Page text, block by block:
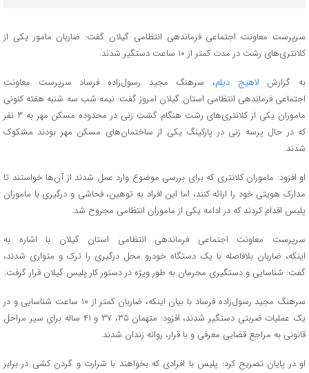
سرپرست معاونت اجتماعی فرماندهی انتظامی گیلان گفت: ضاربان مامور یکی از
کلانتری‌های رشت در مدت کمتر از ۱۰ ساعت دستگیر شدند.
به گزارش لاهیج دیلم، سرهنگ مجید رسول‌زاده فرساد سرپرست معاونت
اجتماعی فرماندهی انتظامی استان گیلان امروز گفت: نیمه شب سه شنبه هفته کنونی
ماموران یکی از کلانتری‌های رشت هنگام گشت زنی در محدوده مسکن مهر به ۳ نفر
که در حال پرسه زنی در پارکینگ یکی از ساختمان‌های مسکن مهر بودند مشکوک
شدند.
او افزود: ماموران کلانتری که برای بررسی موضوع وارد عمل شدند از آن‌ها خواستند تا
مدارک هویتی خود را ارائه کنند، اما این افراد به توهین، فحاشی و درگیری با ماموران
پلیس اقدام کردند که در ادامه یکی از ماموران انتظامی مجروح شد.
سرپرست معاونت اجتماعی فرماندهی انتظامی استان گیلان با اشاره به
اینکه، ضاربان بلافاصله با یک دستگاه خودرو محل درگیری را ترک و متواری شدند،
گفت: شناسایی و دستگیری مجرمان به طور ویژه در دستور کار پلیس گیلان قرار گرفت.
سرهنگ مجید رسول‌زاده فرساد با بیان اینکه، ضاربان کمتر از ۱۰ ساعت شناسایی و در
یک عملیات ضربتی دستگیر شدند، افزود: متهمان ۳۵، ۳۷ و ۴۱ ساله برای سیر مراحل
قانونی به مراجع قضایی معرفی و با قرار، روانه زندان شدند.
او در پایان تصریح کرد: پلیس با افرادی که بخواهند با شرارت و گردن کشی در برابر